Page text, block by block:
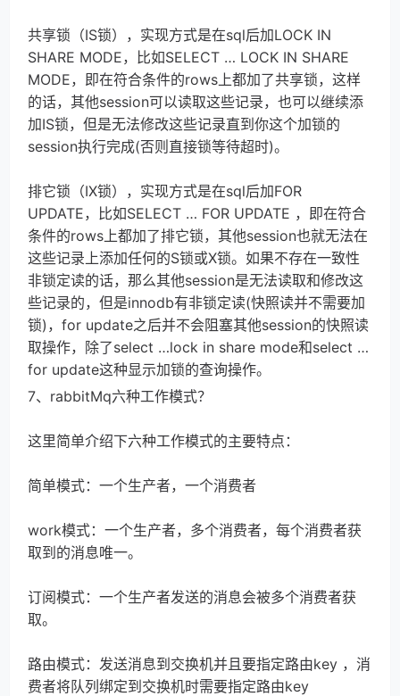
共享锁（IS锁），实现方式是在sql后加LOCK IN
SHARE MODE，比如SELECT … LOCK IN SHARE
MODE，即在符合条件的rows上都加了共享锁，这样
的话，其他session可以读取这些记录，也可以继续添
加IS锁，但是无法修改这些记录直到你这个加锁的
session执行完成(否则直接锁等待超时)。
排它锁（IX锁），实现方式是在sql后加FOR
UPDATE，比如SELECT … FOR UPDATE ，即在符合
条件的rows上都加了排它锁，其他session也就无法在
这些记录上添加任何的S锁或X锁。如果不存在一致性
非锁定读的话，那么其他session是无法读取和修改这
些记录的，但是innodb有非锁定读(快照读并不需要加
锁)，for update之后并不会阻塞其他session的快照读
取操作，除了select …lock in share mode和select …
for update这种显示加锁的查询操作。
7、rabbitMq六种工作模式？
这里简单介绍下六种工作模式的主要特点：
简单模式：一个生产者，一个消费者
work模式：一个生产者，多个消费者，每个消费者获
取到的消息唯一。
订阅模式：一个生产者发送的消息会被多个消费者获
取。
路由模式：发送消息到交换机并且要指定路由key ，消
费者将队列绑定到交换机时需要指定路由key